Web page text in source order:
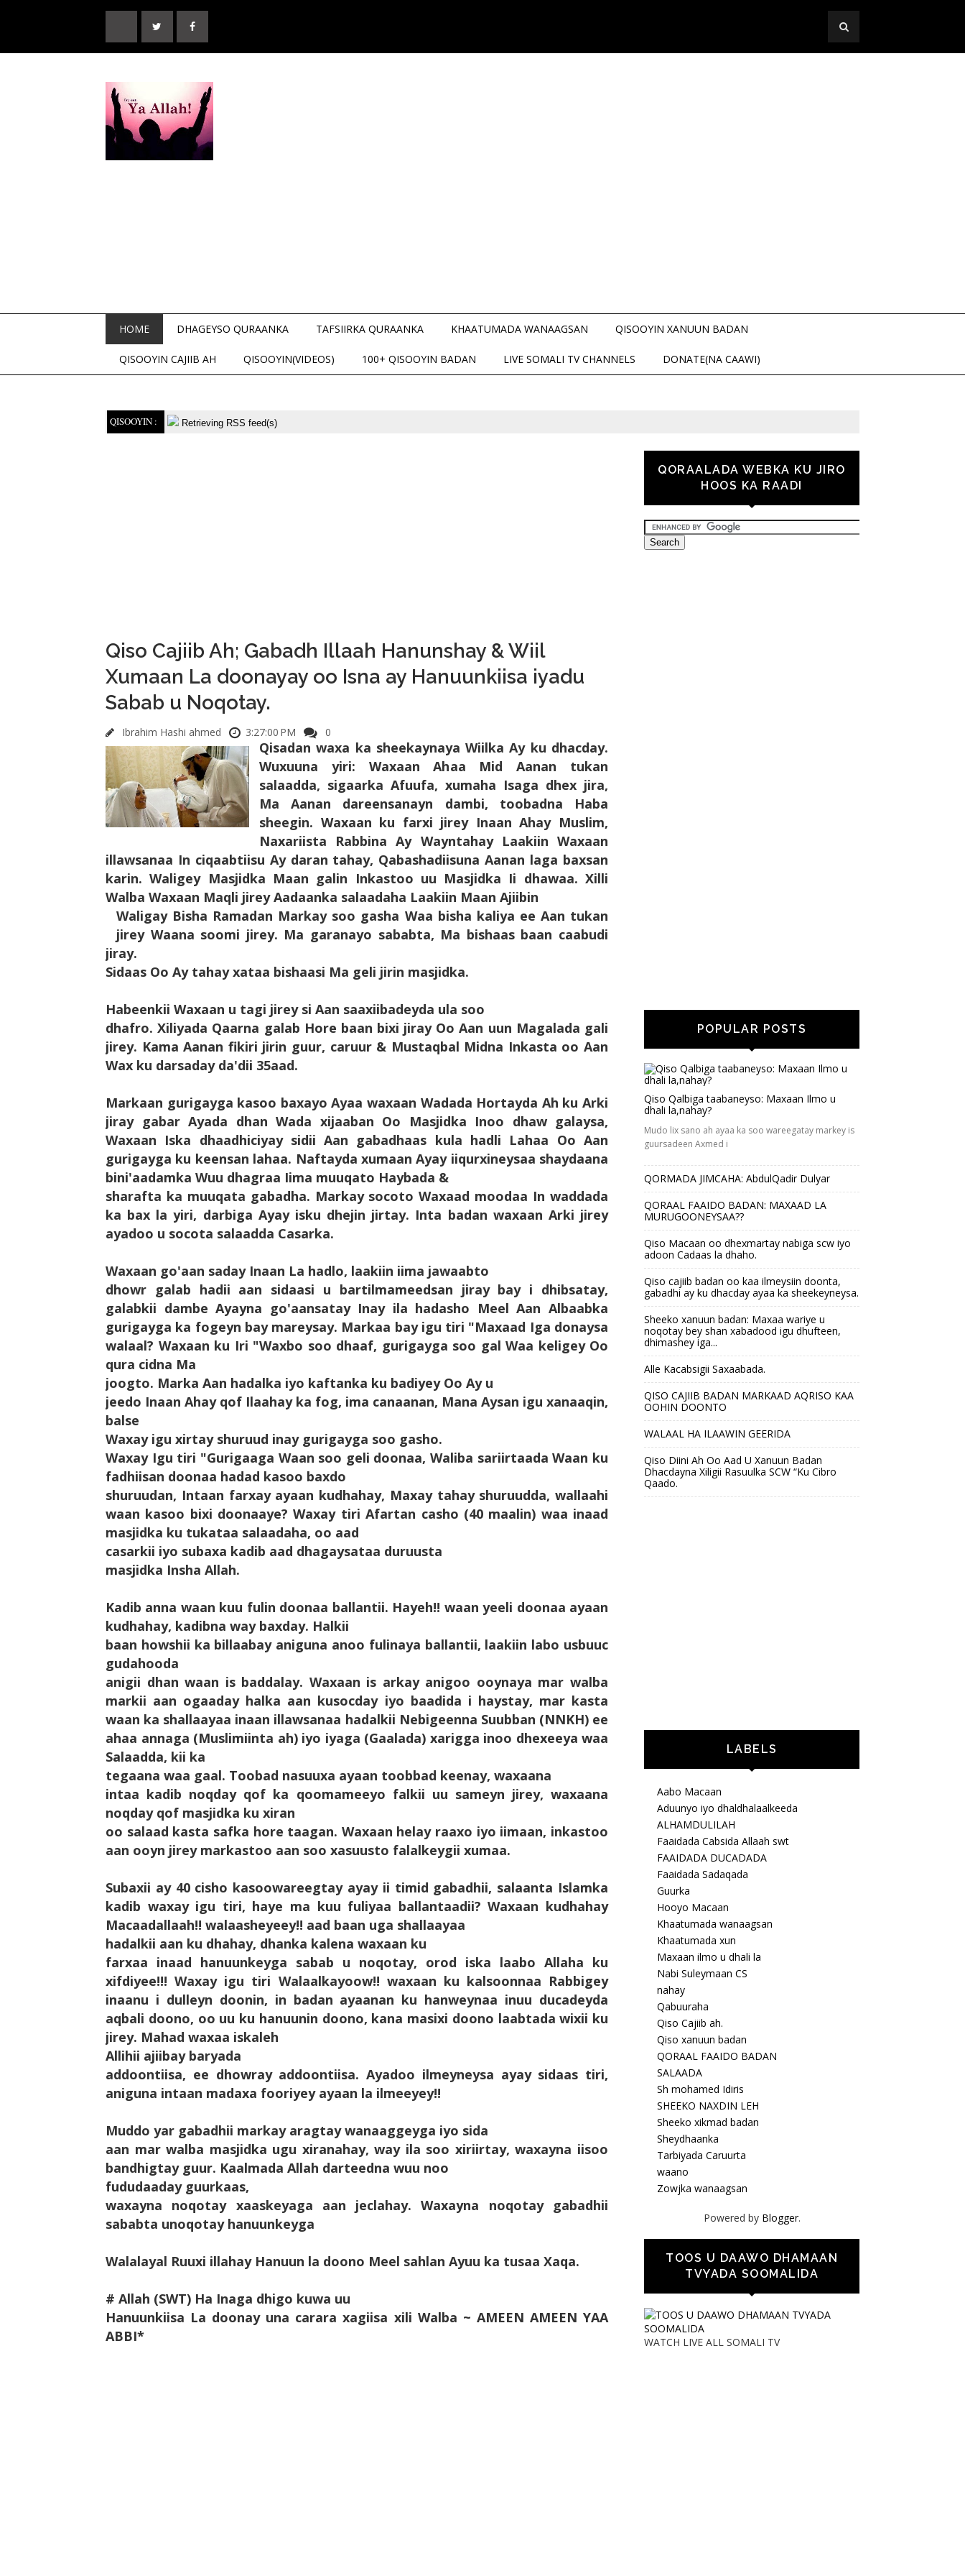
HOME DHAGEYSO QURAANKA TAFSIIRKA QURAANKA KHAATUMADA WANAAGSAN QISOOYIN XANUUN BADAN
QISOOYIN CAJIIB AH QISOOYIN(VIDEOS) 100+ QISOOYIN BADAN LIVE SOMALI TV CHANNELS DONATE(NA CAAWI)
QISOOYIN : Retrieving RSS feed(s)
Qiso Cajiib Ah; Gabadh Illaah Hanunshay & Wiil
Xumaan La doonayay oo Isna ay Hanuunkiisa iyadu
Sabab u Noqotay.
Ibrahim Hashi ahmed 3:27:00 PM 0
Qisadan waxa ka sheekaynaya Wiilka Ay ku dhacday.
Wuxuuna yiri: Waxaan Ahaa Mid Aanan tukan
salaadda, sigaarka Afuufa, xumaha Isaga dhex jira,
Ma Aanan dareensanayn dambi, toobadna Haba
sheegin. Waxaan ku farxi jirey Inaan Ahay Muslim,
Naxariista Rabbina Ay Wayntahay Laakiin Waxaan
illawsanaa In ciqaabtiisu Ay daran tahay, Qabashadiisuna Aanan laga baxsan
karin. Waligey Masjidka Maan galin Inkastoo uu Masjidka Ii dhawaa. Xilli
Walba Waxaan Maqli jirey Aadaanka salaadaha Laakiin Maan Ajiibin
Waligay Bisha Ramadan Markay soo gasha Waa bisha kaliya ee Aan tukan
jirey Waana soomi jirey. Ma garanayo sababta, Ma bishaas baan caabudi
jiray.
Sidaas Oo Ay tahay xataa bishaasi Ma geli jirin masjidka.
Habeenkii Waxaan u tagi jirey si Aan saaxiibadeyda ula soo
dhafro. Xiliyada Qaarna galab Hore baan bixi jiray Oo Aan uun Magalada gali
jirey. Kama Aanan fikiri jirin guur, caruur & Mustaqbal Midna Inkasta oo Aan
Wax ku darsaday da'dii 35aad.
Markaan gurigayga kasoo baxayo Ayaa waxaan Wadada Hortayda Ah ku Arki
jiray gabar Ayada dhan Wada xijaaban Oo Masjidka Inoo dhaw galaysa,
Waxaan Iska dhaadhiciyay sidii Aan gabadhaas kula hadli Lahaa Oo Aan
gurigayga ku keensan lahaa. Naftayda xumaan Ayay iiqurxineysaa shaydaana
bini'aadamka Wuu dhagraa Iima muuqato Haybada &
sharafta ka muuqata gabadha. Markay socoto Waxaad moodaa In waddada
ka bax la yiri, darbiga Ayay isku dhejin jirtay. Inta badan waxaan Arki jirey
ayadoo u socota salaadda Casarka.
Waxaan go'aan saday Inaan La hadlo, laakiin iima jawaabto
dhowr galab hadii aan sidaasi u bartilmameedsan jiray bay i dhibsatay,
galabkii dambe Ayayna go'aansatay Inay ila hadasho Meel Aan Albaabka
gurigayga ka fogeyn bay mareysay. Markaa bay igu tiri "Maxaad Iga donaysa
walaal? Waxaan ku Iri "Waxbo soo dhaaf, gurigayga soo gal Waa keligey Oo
qura cidna Ma
joogto. Marka Aan hadalka iyo kaftanka ku badiyey Oo Ay u
jeedo Inaan Ahay qof Ilaahay ka fog, ima canaanan, Mana Aysan igu xanaaqin,
balse
Waxay igu xirtay shuruud inay gurigayga soo gasho.
Waxay Igu tiri "Gurigaaga Waan soo geli doonaa, Waliba sariirtaada Waan ku
fadhiisan doonaa hadad kasoo baxdo
shuruudan, Intaan farxay ayaan kudhahay, Maxay tahay shuruudda, wallaahi
waan kasoo bixi doonaaye? Waxay tiri Afartan casho (40 maalin) waa inaad
masjidka ku tukataa salaadaha, oo aad
casarkii iyo subaxa kadib aad dhagaysataa duruusta
masjidka Insha Allah.
Kadib anna waan kuu fulin doonaa ballantii. Hayeh!! waan yeeli doonaa ayaan
kudhahay, kadibna way baxday. Halkii
baan howshii ka billaabay aniguna anoo fulinaya ballantii, laakiin labo usbuuc
gudahooda
anigii dhan waan is baddalay. Waxaan is arkay anigoo ooynaya mar walba
markii aan ogaaday halka aan kusocday iyo baadida i haystay, mar kasta
waan ka shallaayaa inaan illawsanaa hadalkii Nebigeenna Suubban (NNKH) ee
ahaa annaga (Muslimiinta ah) iyo iyaga (Gaalada) xarigga inoo dhexeeya waa
Salaadda, kii ka
tegaana waa gaal. Toobad nasuuxa ayaan toobbad keenay, waxaana
intaa kadib noqday qof ka qoomameeyo falkii uu sameyn jirey, waxaana
noqday qof masjidka ku xiran
oo salaad kasta safka hore taagan. Waxaan helay raaxo iyo iimaan, inkastoo
aan ooyn jirey markastoo aan soo xasuusto falalkeygii xumaa.
Subaxii ay 40 cisho kasoowareegtay ayay ii timid gabadhii, salaanta Islamka
kadib waxay igu tiri, haye ma kuu fuliyaa ballantaadii? Waxaan kudhahay
Macaadallaah!! walaasheyeey!! aad baan uga shallaayaa
hadalkii aan ku dhahay, dhanka kalena waxaan ku
farxaa inaad hanuunkeyga sabab u noqotay, orod iska laabo Allaha ku
xifdiyee!!! Waxay igu tiri Walaalkayoow!! waxaan ku kalsoonnaa Rabbigey
inaanu i dulleyn doonin, in badan ayaanan ku hanweynaa inuu ducadeyda
aqbali doono, oo uu ku hanuunin doono, kana masixi doono laabtada wixii ku
jirey. Mahad waxaa iskaleh
Allihii ajiibay baryada
addoontiisa, ee dhowray addoontiisa. Ayadoo ilmeyneysa ayay sidaas tiri,
aniguna intaan madaxa fooriyey ayaan la ilmeeyey!!
Muddo yar gabadhii markay aragtay wanaaggeyga iyo sida
aan mar walba masjidka ugu xiranahay, way ila soo xiriirtay, waxayna iisoo
bandhigtay guur. Kaalmada Allah darteedna wuu noo
fududaaday guurkaas,
waxayna noqotay xaaskeyaga aan jeclahay. Waxayna noqotay gabadhii
sababta unoqotay hanuunkeyga
Walalayal Ruuxi illahay Hanuun la doono Meel sahlan Ayuu ka tusaa Xaqa.
# Allah (SWT) Ha Inaga dhigo kuwa uu
Hanuunkiisa La doonay una carara xagiisa xili Walba ~ AMEEN AMEEN YAA
ABBI*
QORAALADA WEBKA KU JIRO
HOOS KA RAADI
POPULAR POSTS
Qiso Qalbiga taabaneyso: Maxaan Ilmo u
dhali la,nahay?
Mudo lix sano ah ayaa ka soo wareegatay markey is
guursadeen Axmed i
QORMADA JIMCAHA: AbdulQadir Dulyar
QORAAL FAAIDO BADAN: MAXAAD LA
MURUGOONEYSAA??
Qiso Macaan oo dhexmartay nabiga scw iyo
adoon Cadaas la dhaho.
Qiso cajiib badan oo kaa ilmeysiin doonta,
gabadhi ay ku dhacday ayaa ka sheekeyneysa.
Sheeko xanuun badan: Maxaa wariye u
noqotay bey shan xabadood igu dhufteen,
dhimashey iga...
Alle Kacabsigii Saxaabada.
QISO CAJIIB BADAN MARKAAD AQRISO KAA
OOHIN DOONTO
WALAAL HA ILAAWIN GEERIDA
Qiso Diini Ah Oo Aad U Xanuun Badan
Dhacdayna Xiligii Rasuulka SCW “Ku Cibro
Qaado.
LABELS
Aabo Macaan
Aduunyo iyo dhaldhalaalkeeda
ALHAMDULILAH
Faaidada Cabsida Allaah swt
FAAIDADA DUCADADA
Faaidada Sadaqada
Guurka
Hooyo Macaan
Khaatumada wanaagsan
Khaatumada xun
Maxaan ilmo u dhali la
Nabi Suleymaan CS
nahay
Qabuuraha
Qiso Cajiib ah.
Qiso xanuun badan
QORAAL FAAIDO BADAN
SALAADA
Sh mohamed Idiris
SHEEKO NAXDIN LEH
Sheeko xikmad badan
Sheydhaanka
Tarbiyada Caruurta
waano
Zowjka wanaagsan
Powered by Blogger.
TOOS U DAAWO DHAMAAN
TVYADA SOOMALIDA
WATCH LIVE ALL SOMALI TV